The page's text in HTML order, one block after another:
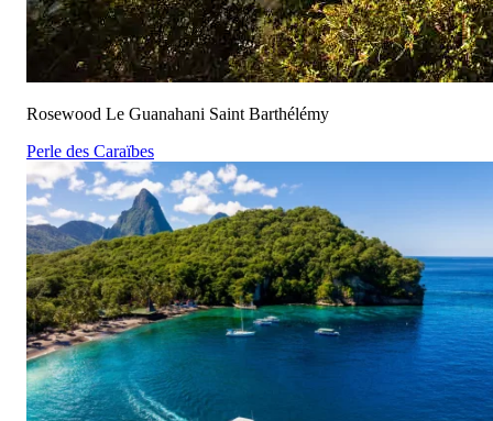
Rosewood Le Guanahani Saint Barthélémy
Perle des Caraïbes